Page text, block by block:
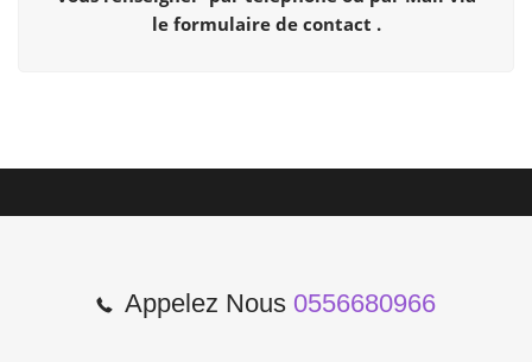
le formulaire de contact .
Appelez Nous 0556680966